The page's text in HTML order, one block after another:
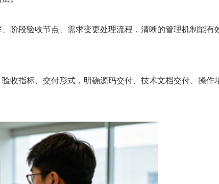
段验收节点、需求变更处理流程，清晰的管理机制能有
指标、交付形式，明确源码交付、技术文档交付、操作